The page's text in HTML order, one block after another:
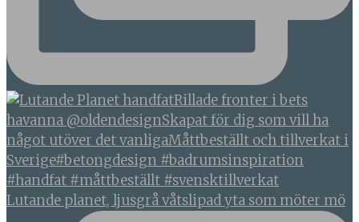
Lutande planet, ljusgrå våtslipad yta som möter mö